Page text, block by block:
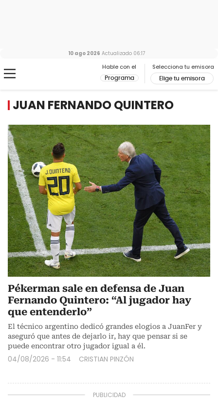
Hable con el
Programa
Selecciona tu emisora
Elige tu emisora
10 ago 2026 Actualizado 06:17
JUAN FERNANDO QUINTERO
Pékerman sale en defensa de Juan
Fernando Quintero: “Al jugador hay
que entenderlo”
El técnico argentino dedicó grandes elogios a JuanFer y
aseguró que antes de dejarlo ir, hay que pensar si se
puede encontrar otro jugador igual a él.
04/08/2026 - 11:54 CRISTIAN PINZÓN